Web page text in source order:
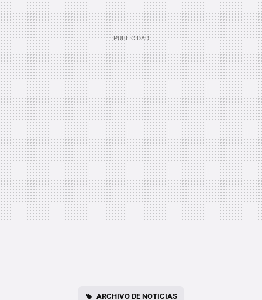
ARCHIVO DE NOTICIAS